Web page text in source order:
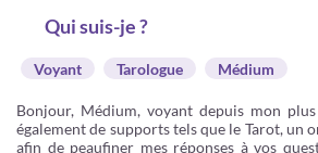
Qui suis-je ?
Voyant Tarologue Médium
Bonjour, Médium, voyant depuis mon
également de supports tels que le Tarot, un
afin de peaufiner mes réponses à vos